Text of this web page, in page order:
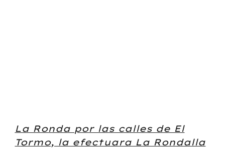
La Ronda por las calles de El
Tormo, la efectuara La Rondalla